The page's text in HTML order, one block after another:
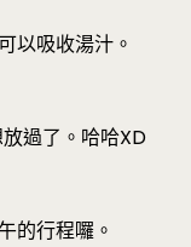
以吸收湯汁。
過了。哈哈XD
的行程囉。